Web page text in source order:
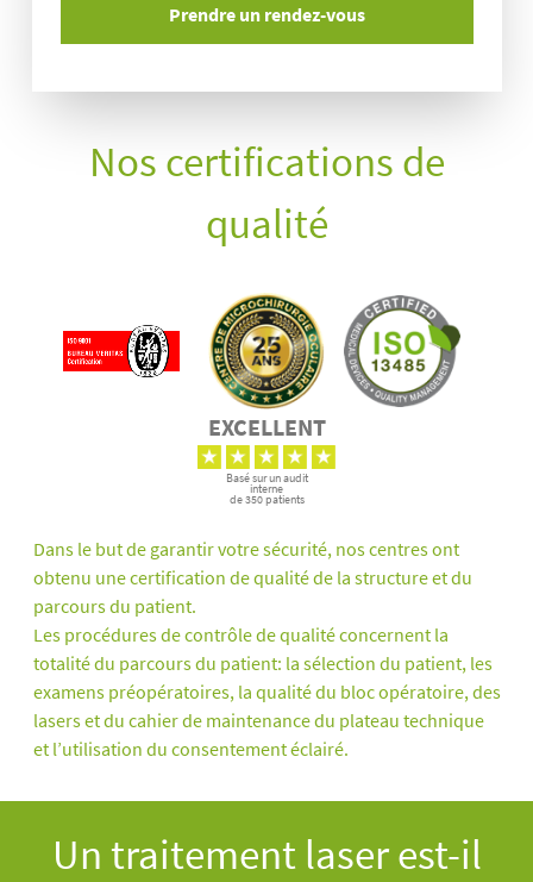
Nos certifications de
qualité
EXCELLENT
Basé sur un audit
interne
de 350 patients
Dans le but de garantir votre sécurité, nos centres ont
obtenu une certification de qualité de la structure et du
parcours du patient.
Les procédures de contrôle de qualité concernent la
totalité du parcours du patient: la sélection du patient, les
examens préopératoires, la qualité du bloc opératoire, des
lasers et du cahier de maintenance du plateau technique
et l’utilisation du consentement éclairé.
Un traitement laser est-il